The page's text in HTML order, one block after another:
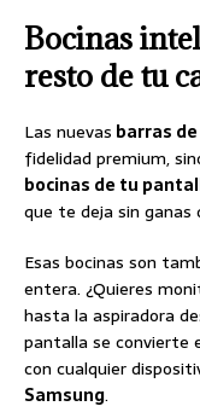
Bocinas
resto de tu
Las nuevas barras
fidelidad premium,
bocinas de tu
que te deja sin ganas
Esas bocinas son
entera. ¿Quieres
hasta la aspiradora
pantalla se convierte
con cualquier
Samsung.